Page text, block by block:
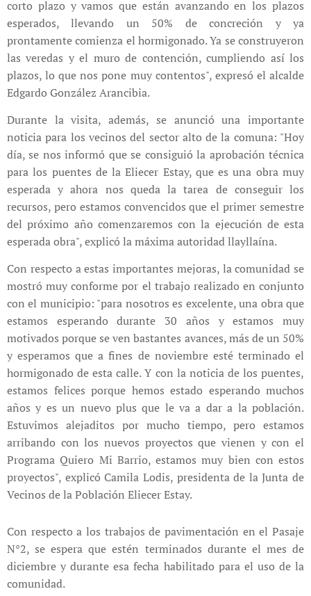
corto plazo y vamos que están avanzando en los plazos
esperados, llevando un 50% de concreción y ya
prontamente comienza el hormigonado. Ya se construyeron
las veredas y el muro de contención, cumpliendo así los
plazos, lo que nos pone muy contentos", expresó el alcalde
Edgardo González Arancibia.
Durante la visita, además, se anunció una importante
noticia para los vecinos del sector alto de la comuna: "Hoy
día, se nos informó que se consiguió la aprobación técnica
para los puentes de la Eliecer Estay, que es una obra muy
esperada y ahora nos queda la tarea de conseguir los
recursos, pero estamos convencidos que el primer semestre
del próximo año comenzaremos con la ejecución de esta
esperada obra", explicó la máxima autoridad llayllaína.
Con respecto a estas importantes mejoras, la comunidad se
mostró muy conforme por el trabajo realizado en conjunto
con el municipio: "para nosotros es excelente, una obra que
estamos esperando durante 30 años y estamos muy
motivados porque se ven bastantes avances, más de un 50%
y esperamos que a fines de noviembre esté terminado el
hormigonado de esta calle. Y con la noticia de los puentes,
estamos felices porque hemos estado esperando muchos
años y es un nuevo plus que le va a dar a la población.
Estuvimos alejaditos por mucho tiempo, pero estamos
arribando con los nuevos proyectos que vienen y con el
Programa Quiero Mi Barrio, estamos muy bien con estos
proyectos", explicó Camila Lodis, presidenta de la Junta de
Vecinos de la Población Eliecer Estay.
Con respecto a los trabajos de pavimentación en el Pasaje
N°2, se espera que estén terminados durante el mes de
diciembre y durante esa fecha habilitado para el uso de la
comunidad.